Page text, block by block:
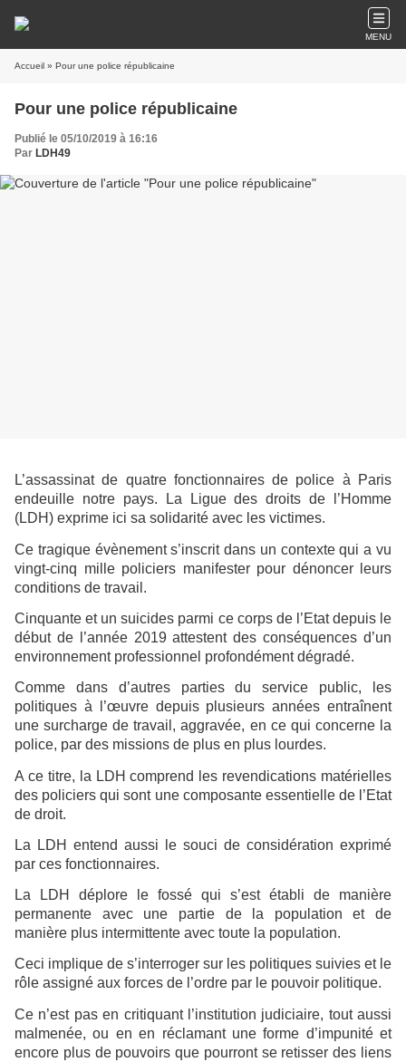
MENU
Accueil » Pour une police républicaine
Pour une police républicaine
Publié le 05/10/2019 à 16:16
Par LDH49
L’assassinat de quatre fonctionnaires de police à Paris
endeuille notre pays. La Ligue des droits de l’Homme
(LDH) exprime ici sa solidarité avec les victimes.
Ce tragique évènement s’inscrit dans un contexte qui a vu
vingt-cinq mille policiers manifester pour dénoncer leurs
conditions de travail.
Cinquante et un suicides parmi ce corps de l’Etat depuis le
début de l’année 2019 attestent des conséquences d’un
environnement professionnel profondément dégradé.
Comme dans d’autres parties du service public, les
politiques à l’œuvre depuis plusieurs années entraînent
une surcharge de travail, aggravée, en ce qui concerne la
police, par des missions de plus en plus lourdes.
A ce titre, la LDH comprend les revendications matérielles
des policiers qui sont une composante essentielle de l’Etat
de droit.
La LDH entend aussi le souci de considération exprimé
par ces fonctionnaires.
La LDH déplore le fossé qui s’est établi de manière
permanente avec une partie de la population et de
manière plus intermittente avec toute la population.
Ceci implique de s’interroger sur les politiques suivies et le
rôle assigné aux forces de l’ordre par le pouvoir politique.
Ce n’est pas en critiquant l’institution judiciaire, tout aussi
malmenée, ou en en réclamant une forme d’impunité et
encore plus de pouvoirs que pourront se retisser des liens